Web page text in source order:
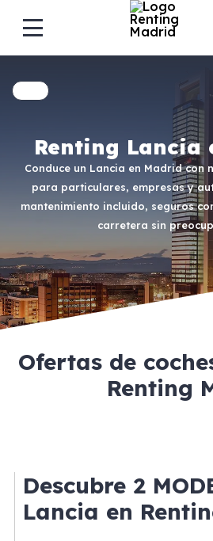
Renting Lancia
Conduce un Lancia en Madrid con
para particulares, empresas y
mantenimiento incluido, seguros
carretera sin
Ofertas de
Renting
Descubre 2
Lancia en